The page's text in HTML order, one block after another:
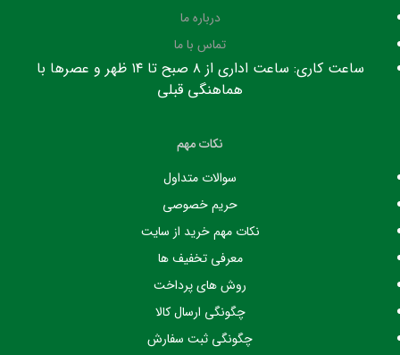
درباره ما
تماس با ما
ساعت کاری: ساعت اداری از ۸ صبح تا ۱۴ ظهر و عصرها با
هماهنگی قبلی
نکات مهم
سوالات متداول
حریم خصوصی
نکات مهم خرید از سایت
معرفی تخفیف ها
روش های پرداخت
چگونگی ارسال کالا
چگونگی ثبت سفارش